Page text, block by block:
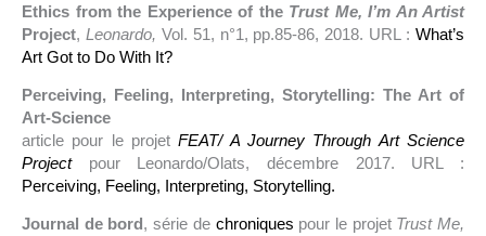
Ethics from the Experience of the Trust Me, I’m An Artist
Project, Leonardo, Vol. 51, n°1, pp.85-86, 2018. URL :What’s
Art Got to Do With It?
Perceiving, Feeling, Interpreting, Storytelling: The Art of
Art-Science
article pour le projetFEAT/ A Journey Through Art Science
Projectpour Leonardo/Olats, décembre 2017. URL :
Perceiving, Feeling, Interpreting, Storytelling.
Journal de bord, série de chroniques pour le projet Trust Me,